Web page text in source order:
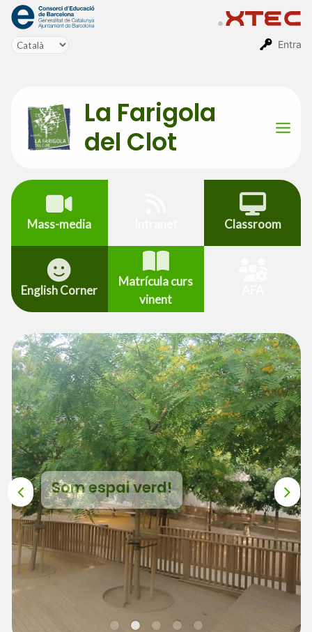
Entra
Vés
contingut
La Farigola
del Clot
Mass-media Classroom
English Corner
Matrícula curs
vinent
Som espai verd!